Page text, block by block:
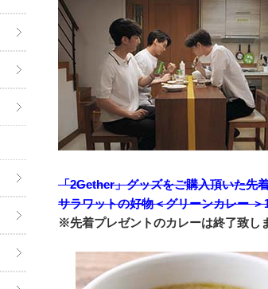
「2Gether」グッズをご購入頂いた先
サラワットの好物＜グリーンカレー
※先着プレゼントのカレーは終了致し